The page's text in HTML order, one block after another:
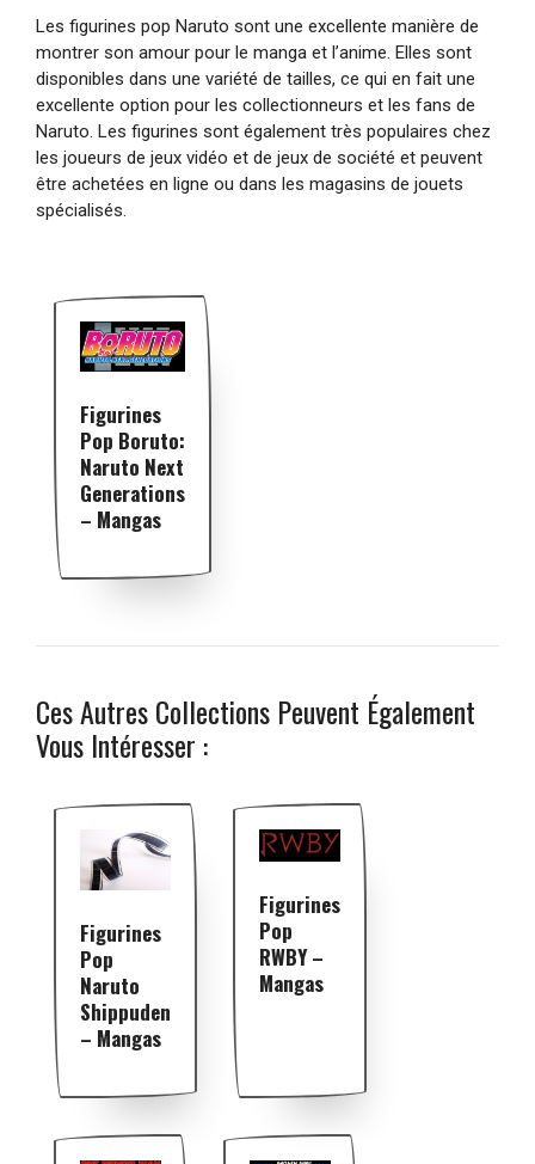
Les figurines pop Naruto sont une excellente manière de
montrer son amour pour le manga et l’anime. Elles sont
disponibles dans une variété de tailles, ce qui en fait une
excellente option pour les collectionneurs et les fans de
Naruto. Les figurines sont également très populaires chez
les joueurs de jeux vidéo et de jeux de société et peuvent
être achetées en ligne ou dans les magasins de jouets
spécialisés.
Figurines
Pop Boruto:
Naruto Next
Generations
– Mangas
Ces Autres Collections Peuvent Également
Vous Intéresser :
Figurines
Pop
Naruto
Shippuden
– Mangas
Figurines
Pop
RWBY –
Mangas